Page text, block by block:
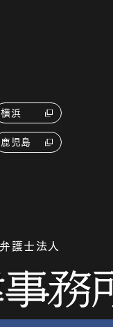
横浜
鹿児島
護士法人